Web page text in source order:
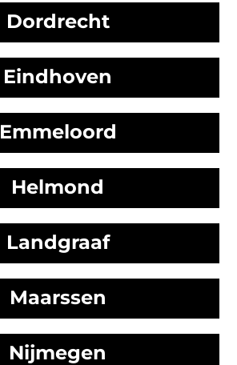
Dordrecht
Eindhoven
Emmeloord
Helmond
Landgraaf
Maarssen
Nijmegen